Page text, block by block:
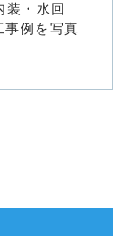
装・水回
事例を写真